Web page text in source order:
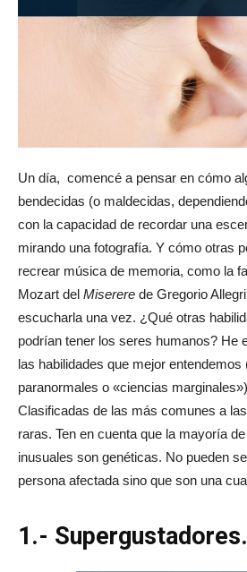
Un día, comencé a pensar en cómo
bendecidas (o maldecidas,
con la capacidad de recordar una
mirando una fotografía. Y cómo otras
recrear música de memoria, como la
Mozart del Miserere de Gregorio
escucharla una vez. ¿Qué otras
podrían tener los seres humanos? He
las habilidades que mejor entendemos
paranormales o «ciencias
Clasificadas de las más comunes a
raras. Ten en cuenta que la mayoría
inusuales son genéticas. No pueden
persona afectada sino que son una
1.- Supergustadores.